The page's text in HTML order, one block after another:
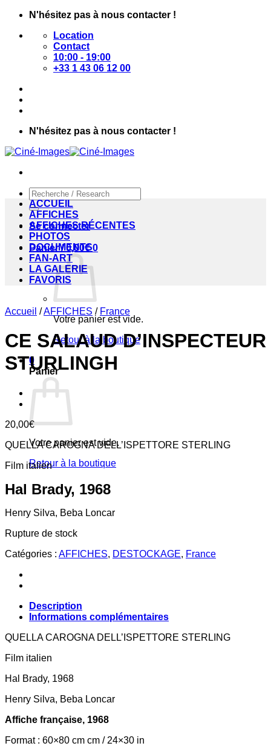
Passer
contenu
N'hésitez pas à nous contacter !
Location
Contact
10:00 - 19:00
+33 1 43 06 12 00
N'hésitez pas à nous contacter !
Recherche
pour :
Se connecter
Panier /0,00€ 0
Votre panier est vide.
Retour à la boutique
0
Panier
Votre panier est vide.
Retour à la boutique
ACCUEIL
AFFICHES
AFFICHES RÉCENTES
PHOTOS
DOCUMENTS
FAN-ART
LA GALERIE
FAVORIS
Accueil /AFFICHES / France
CE SALAUD D’INSPECTEUR
STURLINGH
20,00€
QUELLA CAROGNA DELL’ISPETTORE STERLING
Film italien
Hal Brady, 1968
Henry Silva, Beba Loncar
Rupture de stock
Catégories : AFFICHES, DESTOCKAGE, France
Description
Informations complémentaires
QUELLA CAROGNA DELL’ISPETTORE STERLING
Film italien
Hal Brady, 1968
Henry Silva, Beba Loncar
Affiche française, 1968
Format : 60×80 cm cm / 24×30 in